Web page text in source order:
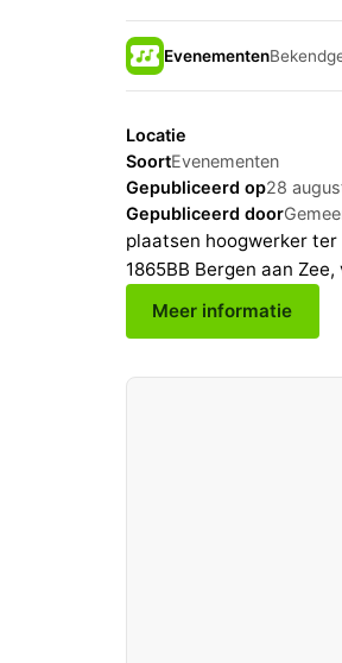
Evenementen
Locatie
SoortEvenementen
Gepubliceerd op28
Gepubliceerd door
plaatsen hoogwerker ter
1865BB Bergen aan
Meer informatie